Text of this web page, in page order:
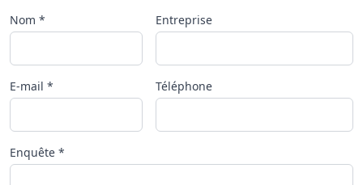
Nom * Entreprise
E-mail * Téléphone
Enquête *